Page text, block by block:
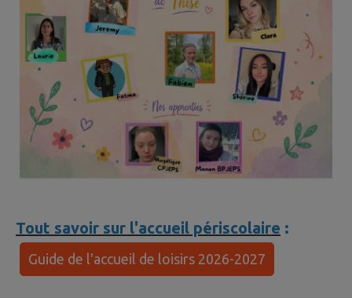
Tout savoir sur l'accueil périscolaire :
Guide de l'accueil de loisirs 2026-2027